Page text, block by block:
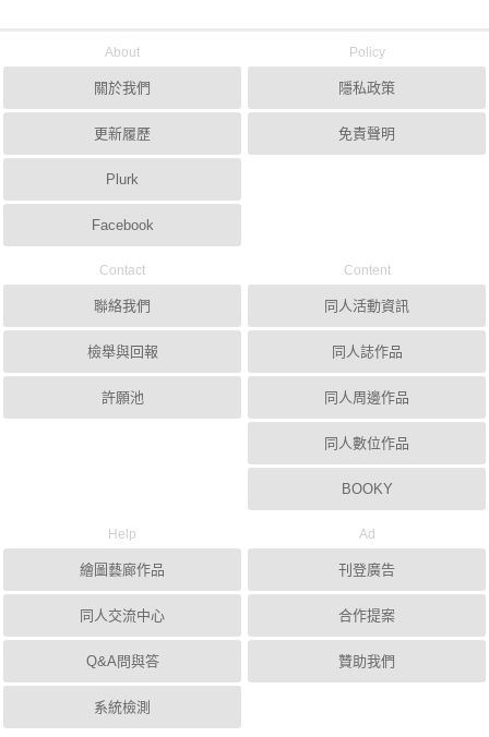
About
關於我們
更新履歷
Plurk
Facebook
Policy
隱私政策
免責聲明
Contact
聯絡我們
檢舉與回報
許願池
Content
同人活動資訊
同人誌作品
同人周邊作品
同人數位作品
BOOKY
Help
繪圖藝廊作品
同人交流中心
Q&A問與答
系統檢測
Ad
刊登廣告
合作提案
贊助我們